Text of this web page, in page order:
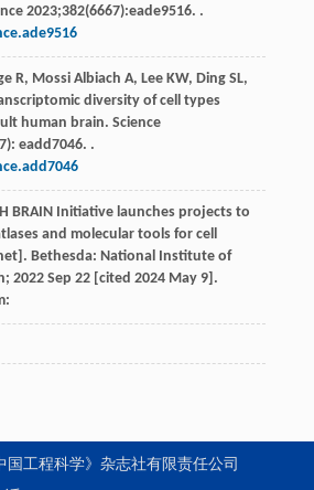
2023;382(6667):eade9516. .
R, Mossi Albiach A, Lee KW, Ding SL,
diversity of cell types
human brain. Science
eadd7046. .
BRAIN Initiative launches projects to
and molecular tools for cell
Bethesda: National Institute of
2022Sep 22 [cited 2024 May 9] .
国工程科学》杂志社有限责任公司